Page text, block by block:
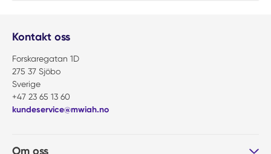
Kontakt oss
Forskaregatan 1D
275 37 Sjöbo
Sverige
+47 23 65 13 60
kundeservice@mwiah.no
Om oss